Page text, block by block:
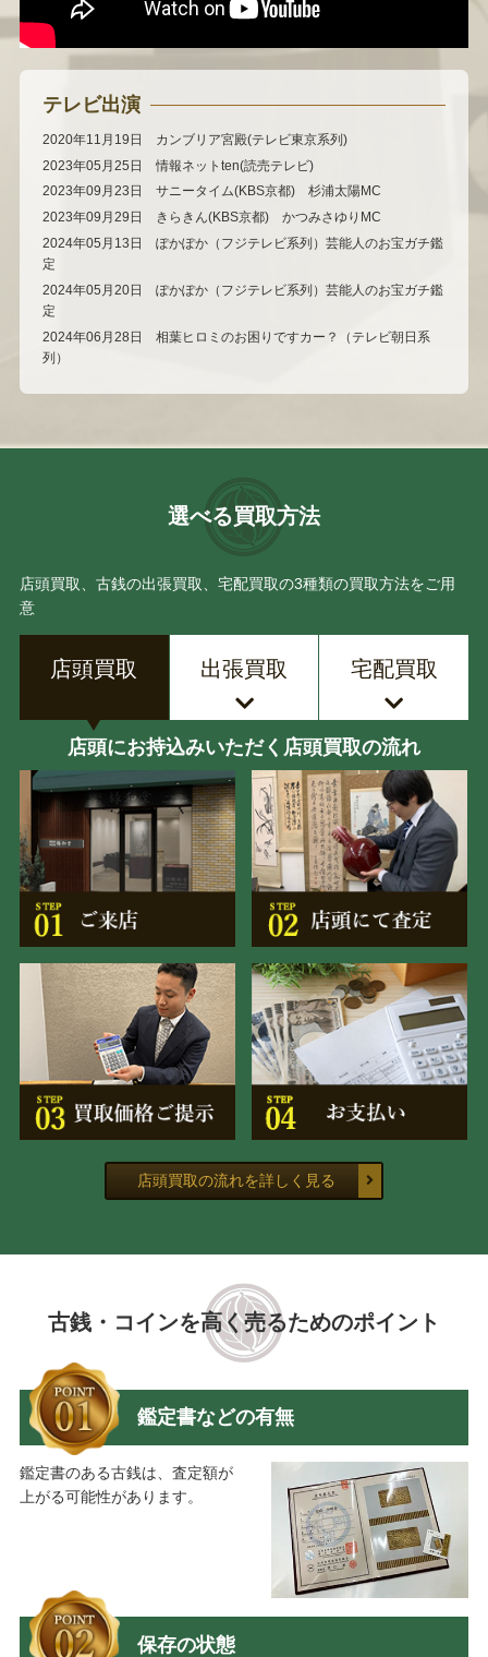
テレビ出演
2020年11月19日 カンブリア宮殿(テレビ東京系列)
2023年05月25日 情報ネットten(読売テレビ)
2023年09月23日 サニータイム(KBS京都) 杉浦太陽MC
2023年09月29日 きらきん(KBS京都) かつみさゆりMC
2024年05月13日 ぽかぽか（フジテレビ系列）芸能人のお宝ガチ鑑
定
2024年05月20日 ぽかぽか（フジテレビ系列）芸能人のお宝ガチ鑑
定
2024年06月28日 相葉ヒロミのお困りですカー？（テレビ朝日系
列）
選べる買取方法
店頭買取、古銭の出張買取、宅配買取の3種類の買取方法をご用
意
店頭買取 出張買取 宅配買取
店頭にお持込みいただく店頭買取の流れ
店頭買取の流れを詳しく見る
古銭・コインを高く売るためのポイント
鑑定書などの有無
鑑定書のある古銭は、査定額が
上がる可能性があります。
保存の状態